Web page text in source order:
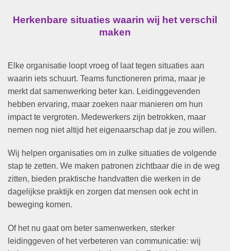
Herkenbare situaties waarin wij het verschil
maken
Elke organisatie loopt vroeg of laat tegen situaties aan
waarin iets schuurt. Teams functioneren prima, maar je
merkt dat samenwerking beter kan. Leidinggevenden
hebben ervaring, maar zoeken naar manieren om hun
impact te vergroten. Medewerkers zijn betrokken, maar
nemen nog niet altijd het eigenaarschap dat je zou willen.
Wij helpen organisaties om in zulke situaties de volgende
stap te zetten. We maken patronen zichtbaar die in de weg
zitten, bieden praktische handvatten die werken in de
dagelijkse praktijk en zorgen dat mensen ook echt in
beweging komen.
Of het nu gaat om beter samenwerken, sterker
leidinggeven of het verbeteren van communicatie: wij